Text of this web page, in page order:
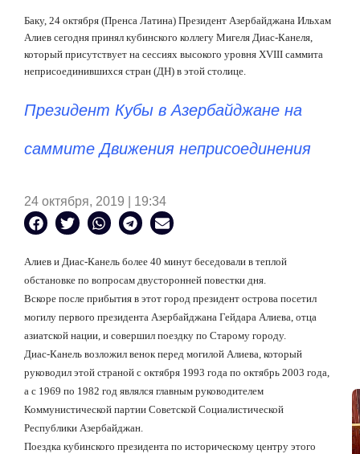
Баку, 24 октября (Пренса Латина) Президент Азербайджана Ильхам
Алиев сегодня принял кубинского коллегу Мигеля Диас-Канеля,
который присутствует на сессиях высокого уровня XVIII саммита
неприсоединившихся стран (ДН) в этой столице.
Президент Кубы в Азербайджане на
саммите Движения неприсоединения
24 октября, 2019 | 19:34
Алиев и Диас-Канель более 40 минут беседовали в теплой
обстановке по вопросам двусторонней повестки дня.
Вскоре после прибытия в этот город президент острова посетил
могилу первого президента Азербайджана Гейдара Алиева, отца
азиатской нации, и совершил поездку по Старому городу.
Диас-Канель возложил венок перед могилой Алиева, который
руководил этой страной с октября 1993 года по октябрь 2003 года,
а с 1969 по 1982 год являлся главным руководителем
Коммунистической партии Советской Социалистической
Республики Азербайджан.
Поездка кубинского президента по историческому центру этого